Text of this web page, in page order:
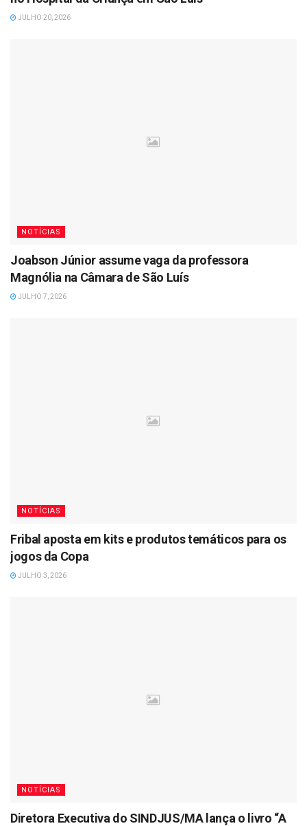
JULHO 20, 2026
NOTÍCIAS
Joabson Júnior assume vaga da professora
Magnólia na Câmara de São Luís
JULHO 7, 2026
NOTÍCIAS
Fribal aposta em kits e produtos temáticos para os
jogos da Copa
JULHO 3, 2026
NOTÍCIAS
Diretora Executiva do SINDJUS/MA lança o livro “A